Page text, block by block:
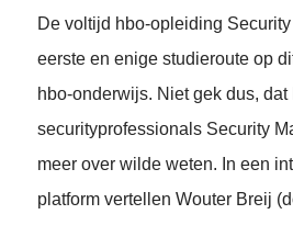
De voltijd hbo-opleiding
eerste en enige studieroute op
hbo-onderwijs. Niet gek dus, dat
securityprofessionals Security
meer over wilde weten. In een
platform vertellen Wouter Breij